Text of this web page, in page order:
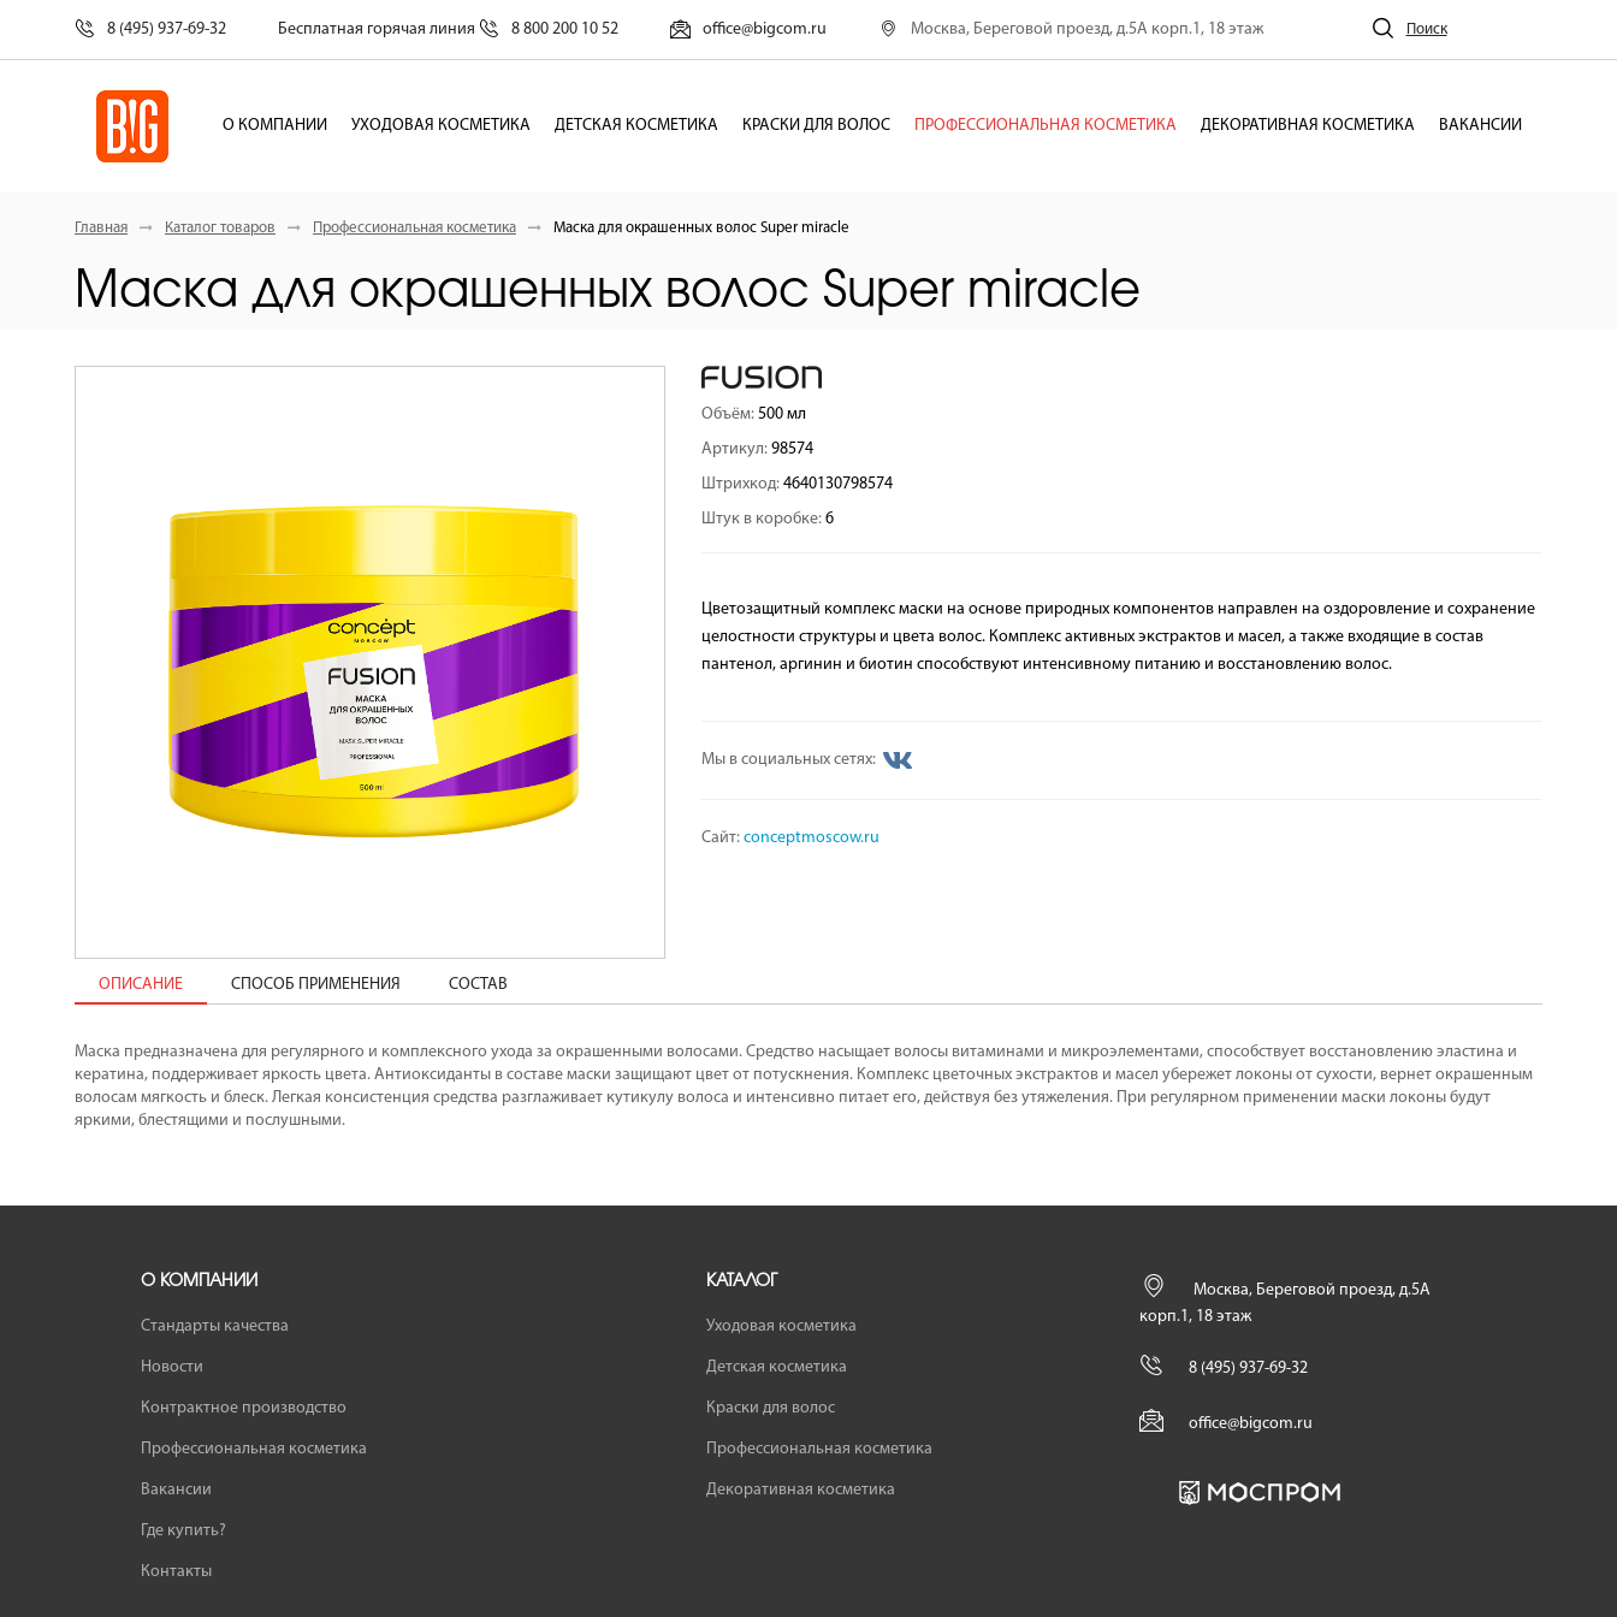
8 (495) 937-69-32 Бесплатная горячая линия 8 800 200 10 52 office@bigcom.ru Москва, Береговой проезд, д.5А корп.1, 18 этаж Поиск
О КОМПАНИИ УХОДОВАЯ КОСМЕТИКА ДЕТСКАЯ КОСМЕТИКА КРАСКИ ДЛЯ ВОЛОС ПРОФЕССИОНАЛЬНАЯ КОСМЕТИКА ДЕКОРАТИВНАЯ КОСМЕТИКА ВАКАНСИИ
Главная Каталог товаров Профессиональная косметика Маска для окрашенных волос Super miracle
Маска для окрашенных волос Super miracle
Объём: 500 мл
Артикул: 98574
Штрихкод: 4640130798574
Штук в коробке: 6
Цветозащитный комплекс маски на основе природных компонентов направлен на оздоровление и сохранение
целостности структуры и цвета волос. Комплекс активных экстрактов и масел, а также входящие в состав
пантенол, аргинин и биотин способствуют интенсивному питанию и восстановлению волос.
Мы в социальных сетях:
Сайт: conceptmoscow.ru
ОПИСАНИЕ СПОСОБ ПРИМЕНЕНИЯ СОСТАВ
Маска предназначена для регулярного и комплексного ухода за окрашенными волосами. Средство насыщает волосы витаминами и микроэлементами, способствует восстановлению эластина и
кератина, поддерживает яркость цвета. Антиоксиданты в составе маски защищают цвет от потускнения. Комплекс цветочных экстрактов и масел убережет локоны от сухости, вернет окрашенным
волосам мягкость и блеск. Легкая консистенция средства разглаживает кутикулу волоса и интенсивно питает его, действуя без утяжеления. При регулярном применении маски локоны будут
яркими, блестящими и послушными.
О КОМПАНИИ
Стандарты качества
Новости
Контрактное производство
Профессиональная косметика
Вакансии
Где купить?
Контакты
КАТАЛОГ
Уходовая косметика
Детская косметика
Краски для волос
Профессиональная косметика
Декоративная косметика
Москва, Береговой проезд, д.5А
корп.1, 18 этаж
8 (495) 937-69-32
office@bigcom.ru